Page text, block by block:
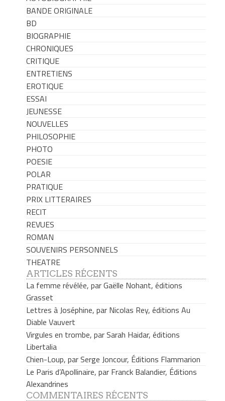
BANDE ORIGINALE
BD
BIOGRAPHIE
CHRONIQUES
CRITIQUE
ENTRETIENS
EROTIQUE
ESSAI
JEUNESSE
NOUVELLES
PHILOSOPHIE
PHOTO
POESIE
POLAR
PRATIQUE
PRIX LITTERAIRES
RECIT
REVUES
ROMAN
SOUVENIRS PERSONNELS
THEATRE
ARTICLES RÉCENTS
La femme révélée, par Gaëlle Nohant, éditions
Grasset
Lettres à Joséphine, par Nicolas Rey, éditions Au
Diable Vauvert
Virgules en trombe, par Sarah Haidar, éditions
Libertalia
Chien-Loup, par Serge Joncour, Éditions Flammarion
Le Paris d’Apollinaire, par Franck Balandier, Éditions
Alexandrines
COMMENTAIRES RÉCENTS